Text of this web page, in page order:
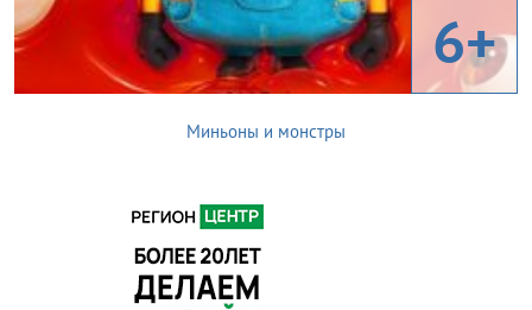
6+
Миньоны и монстры